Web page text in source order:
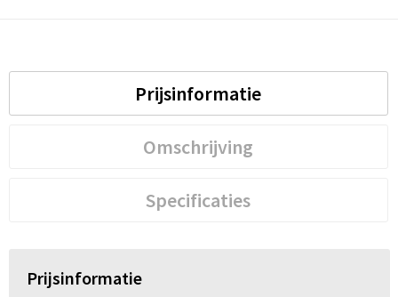
Prijsinformatie
Omschrijving
Specificaties
Prijsinformatie